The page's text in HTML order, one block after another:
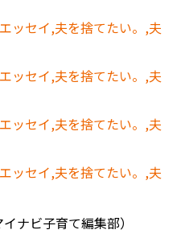
ナビ子育て編集部）